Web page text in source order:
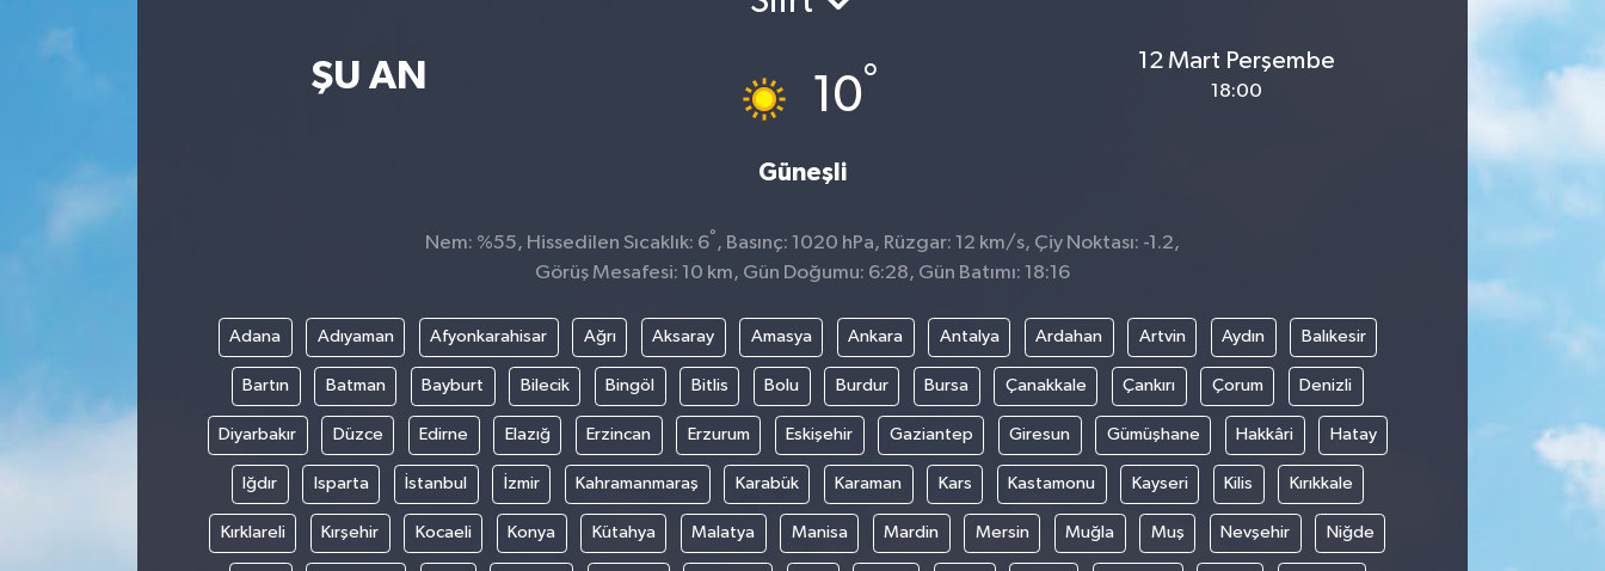
ŞU AN 10°
Güneşli
12 Mart Perşembe
18:00
Nem: %55, Hissedilen Sıcaklık: 6° , Basınç: 1020 hPa, Rüzgar: 12 km/s, Çiy Noktası: -1.2,
Görüş Mesafesi: 10 km, Gün Doğumu: 6:28, Gün Batımı: 18:16
Adana Adıyaman Afyonkarahisar Ağrı Aksaray Amasya Ankara Antalya Ardahan Artvin Aydın Balıkesir
Bartın Batman Bayburt Bilecik Bingöl Bitlis Bolu Burdur Bursa Çanakkale Çankırı Çorum Denizli
Diyarbakır Düzce Edirne Elazığ Erzincan Erzurum Eskişehir Gaziantep Giresun Gümüşhane Hakkâri Hatay
Iğdır Isparta İstanbul İzmir Kahramanmaraş Karabük Karaman Kars Kastamonu Kayseri Kilis Kırıkkale
Kırklareli Kırşehir Kocaeli Konya Kütahya Malatya Manisa Mardin Mersin Muğla Muş Nevşehir Niğde